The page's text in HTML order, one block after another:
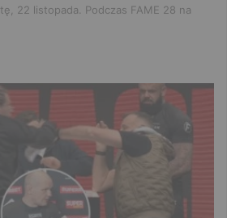
22 listopada. Podczas FAME 28 na